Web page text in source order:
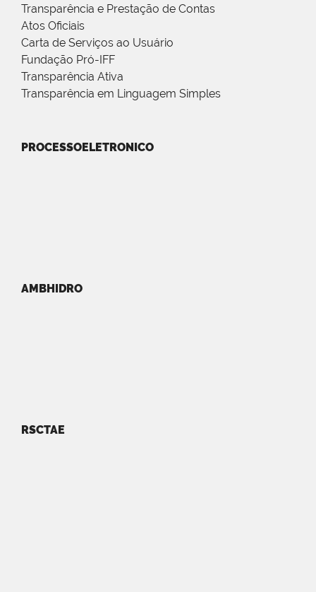
Transparência e Prestação de Contas
Atos Oficiais
Carta de Serviços ao Usuário
Fundação Pró-IFF
Transparência Ativa
Transparência em Linguagem Simples
PROCESSOELETRONICO
AMBHIDRO
RSCTAE